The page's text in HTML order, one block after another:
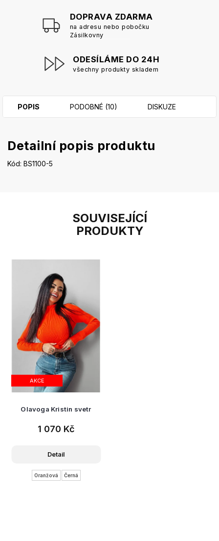
DOPRAVA ZDARMA
na adresu nebo pobočku
Zásilkovny
ODESÍLÁME DO 24H
všechny produkty skladem
SOUVISEJÍCÍ
PRODUKTY
AKCE
Olavoga Kristin svetr
1 070 Kč
Detail
Oranžová Černá
POPIS PODOBNÉ (10) DISKUZE
Detailní popis produktu
Kód: BS1100-5